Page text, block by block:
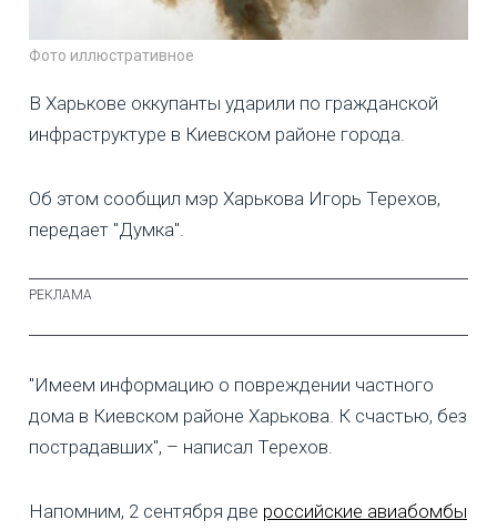
Фото иллюстративное
В Харькове оккупанты ударили по гражданской
инфраструктуре в Киевском районе города.
Об этом сообщил мэр Харькова Игорь Терехов,
передает "Думка".
"Имеем информацию о повреждении частного
дома в Киевском районе Харькова. К счастью, без
пострадавших", – написал Терехов.
Напомним, 2 сентября две российские авиабомбы